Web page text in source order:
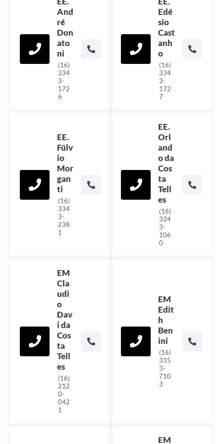
And
ré
Don
ato
ni
(16)
334
3-
172
6
Edé
sio
Cast
anh
o
(16)
334
3-
172
7
EE.
Fúlv
io
Mor
gan
ti
(16)
334
3-
238
1
EE.
Orl
and
o da
Cos
ta
Tell
es
(16)
334
3-
106
0
EM
Cla
udi
o
Dav
i da
Cos
ta
Tell
es
(16)
212
0-
042
1
EM
Edit
h
Ben
ini
(16)
335
3-
710
3
EM